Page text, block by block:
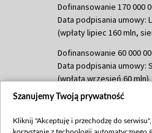
Dofinansowanie 170 000
Data podpisania umowy:
(wpłaty lipiec 160 mln,
Dofinansowanie 60 000
Data podpisania umowy:
(wpłata wrzesień 60 mln)
Dofinansowanie 635 783
(wpłata wrzesień 100
Szanujemy Twoją prywatność
Kliknij "Akceptuję i przechodzę do